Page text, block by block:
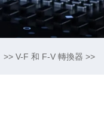
>> V-F 和 F-V 轉換器 >>